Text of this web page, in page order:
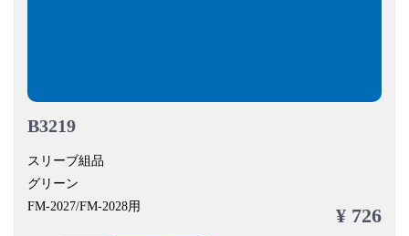
B3219
スリーブ組品
グリーン
FM-2027/FM-2028用
¥ 726